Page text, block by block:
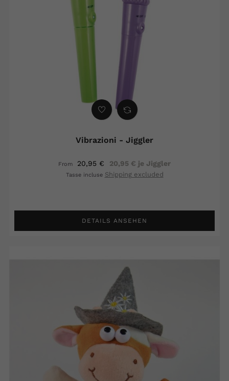
Vibrazioni - Jiggler
From 20,95 € 20,95 € je Jiggler
Tasse incluse Shipping excluded
DETAILS ANSEHEN